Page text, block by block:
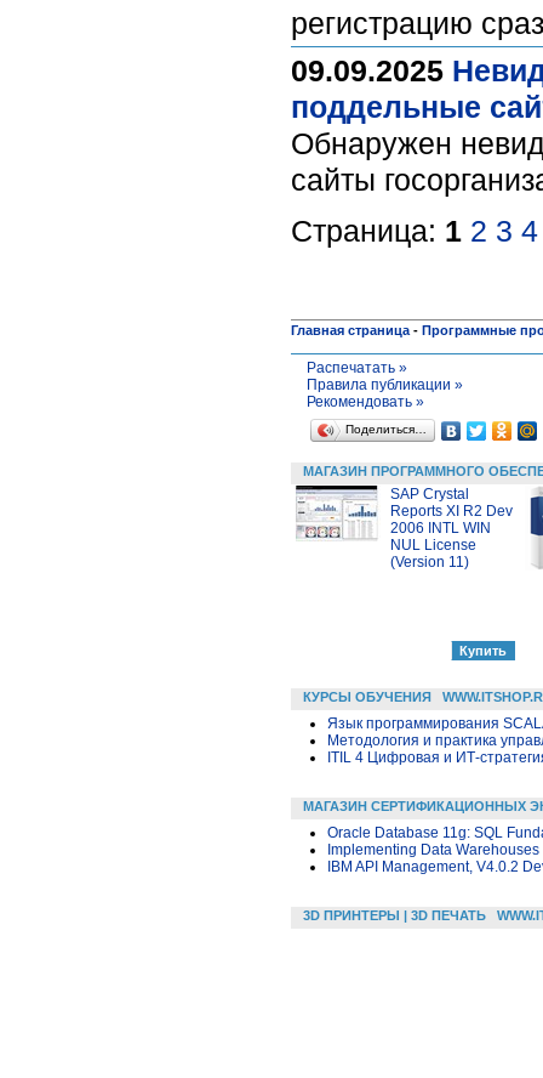
регистрацию
09.09.2025
поддельные
Обнаружен
сайты
Страница: 1 2 3 4
Главная страница - Программные
Распечатать »
Правила публикации »
Рекомендовать »
Поделиться…
МАГАЗИН ПРОГРАММНОГО
SAP Crystal
Reports XI R2 Dev
2006 INTL WIN
NUL License
(Version 11)
КУРСЫ ОБУЧЕНИЯ
Язык программирования
Методология и практика
ITIL 4 Цифровая и ИТ-
МАГАЗИН СЕРТИФИКАЦИОННЫХ
Oracle Database 11g: SQL
Implementing Data
IBM API Management, V4.0.2
3D ПРИНТЕРЫ | 3D ПЕЧАТЬ